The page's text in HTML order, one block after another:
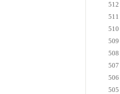
512
511
510
509
508
507
506
505